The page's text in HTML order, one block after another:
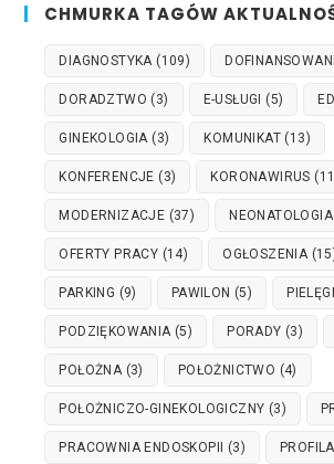
CHMURKA TAGÓW
DIAGNOSTYKA (109)
DORADZTWO (3) E-USŁUGI (5)
GINEKOLOGIA (3) KOMUNIKAT (13)
KONFERENCJE (3) KORONAWIRUS
MODERNIZACJE (37) NEONATOLOGIA
OFERTY PRACY (14) OGŁOSZENIA
PARKING (9) PAWILON (5)
PODZIĘKOWANIA (5) PORADY (3)
POŁOŻNA (3) POŁOŻNICTWO (4)
POŁOŻNICZO-GINEKOLOGICZNY (3)
PRACOWNIA ENDOSKOPII (3)